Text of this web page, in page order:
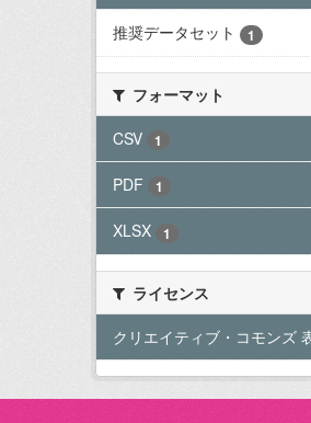
推奨データセット 1
フォーマット
CSV
1
PDF 1
XLSX 1
ライセンス
クリエイティブ・コモンズ